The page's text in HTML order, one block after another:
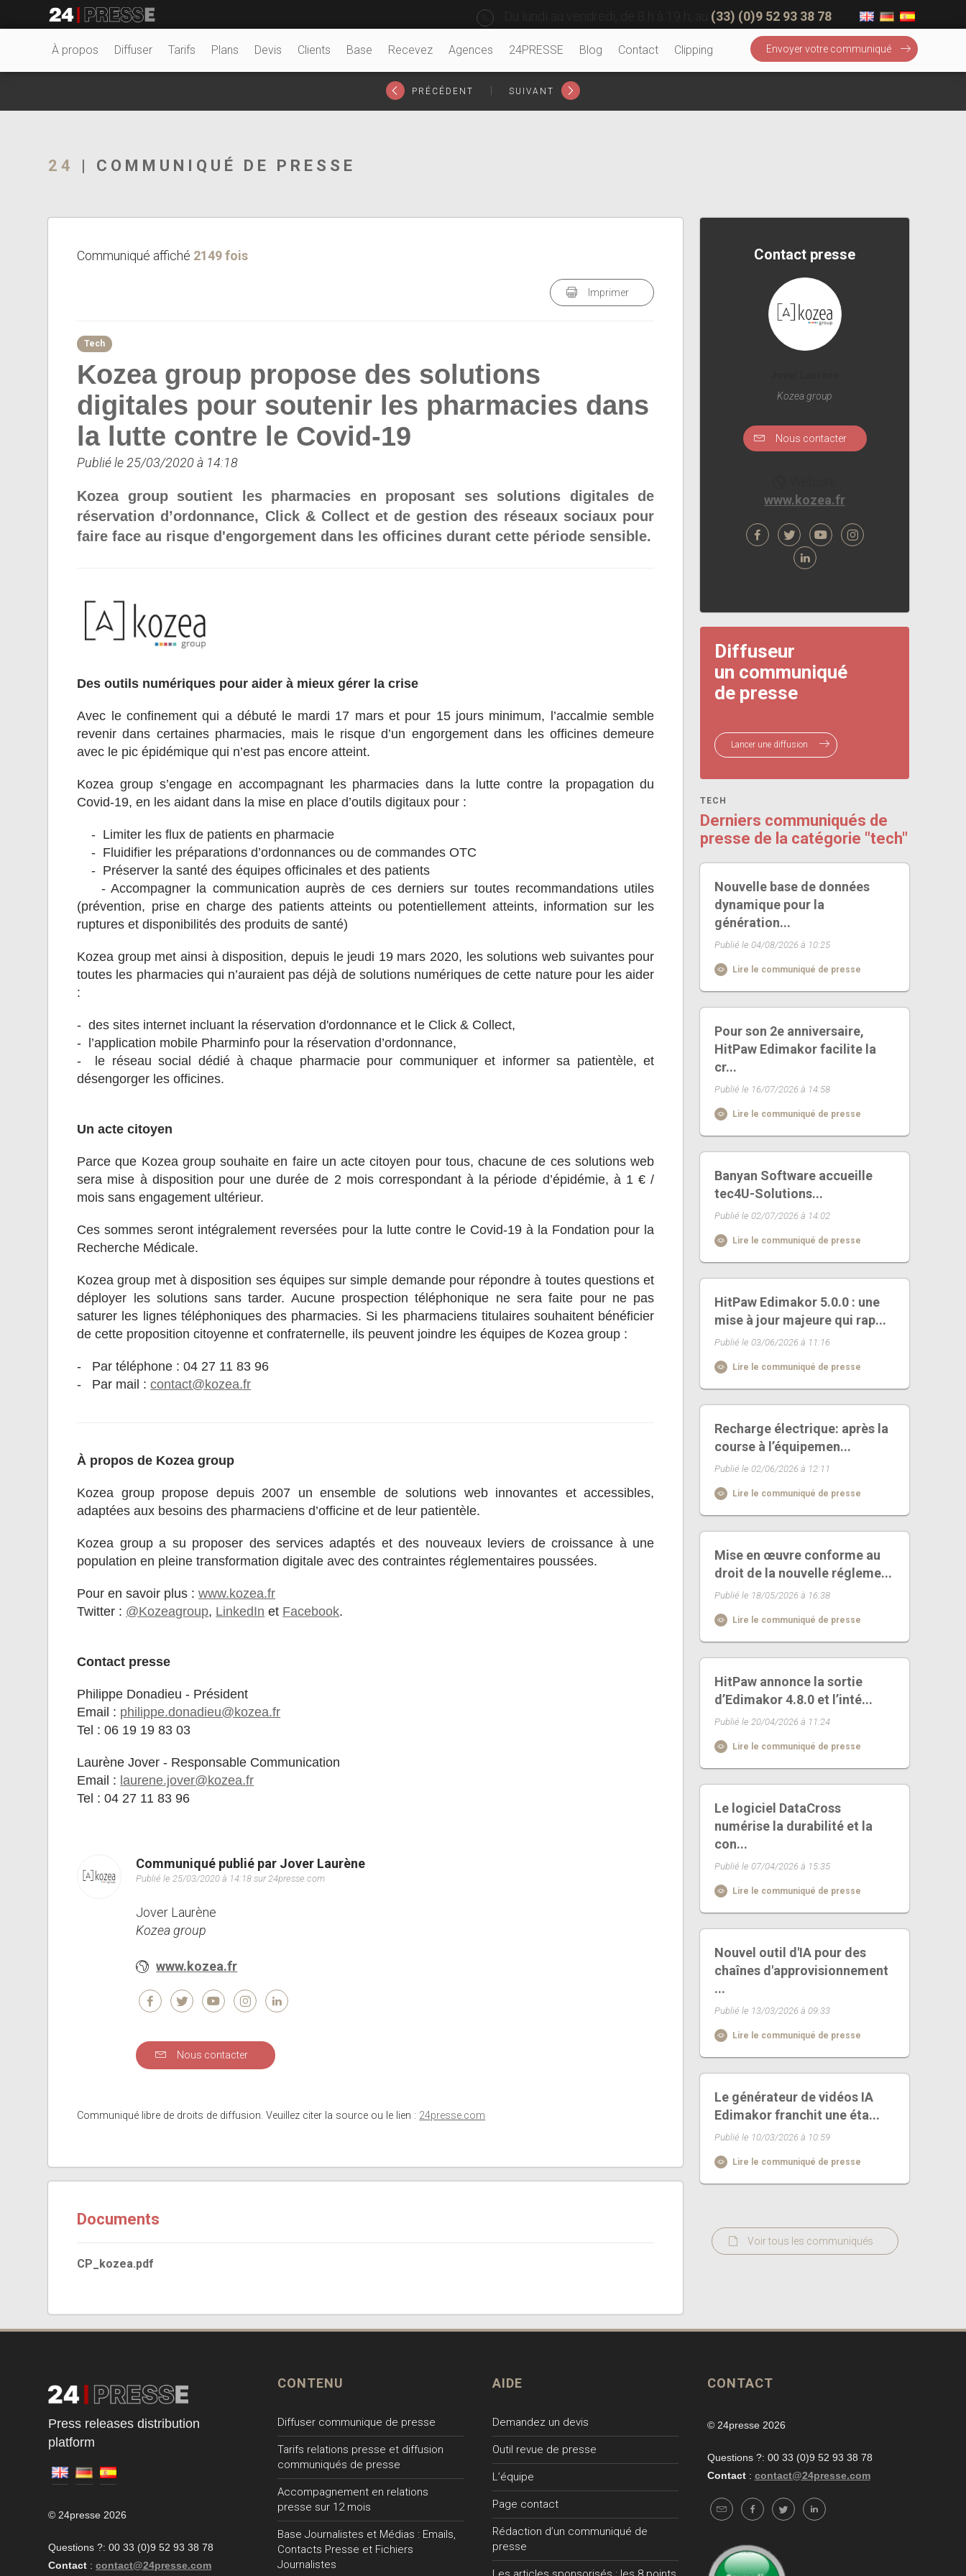
24Presse -
(33) (0)9 52 93 38 78
À propos Diffuser Tarifs Plans Devis Clients Base Recevez Agences 24PRESSE Blog Contact Clipping Envoyer votre communiqué
PRÉCÉDENT SUIVANT
24 | COMMUNIQUÉ DE PRESSE
Communiqué affiché 2149 fois
Imprimer
Tech
Kozea group propose des solutions
digitales pour soutenir les pharmacies dans
la lutte contre le Covid-19
Publié le 25/03/2020 à 14:18
Kozea group soutient les pharmacies en proposant ses solutions digitales de
réservation d’ordonnance, Click & Collect et de gestion des réseaux sociaux pour
faire face au risque d'engorgement dans les officines durant cette période sensible.
Des outils numériques pour aider à mieux gérer la crise
Avec le confinement qui a débuté le mardi 17 mars et pour 15 jours minimum, l’accalmie semble
revenir dans certaines pharmacies, mais le risque d’un engorgement dans les officines demeure
avec le pic épidémique qui n’est pas encore atteint.
Kozea group s’engage en accompagnant les pharmacies dans la lutte contre la propagation du
Covid-19, en les aidant dans la mise en place d’outils digitaux pour :
- Limiter les flux de patients en pharmacie
- Fluidifier les préparations d’ordonnances ou de commandes OTC
- Préserver la santé des équipes officinales et des patients
- Accompagner la communication auprès de ces derniers sur toutes recommandations utiles
(prévention, prise en charge des patients atteints ou potentiellement atteints, information sur les
ruptures et disponibilités des produits de santé)
Kozea group met ainsi à disposition, depuis le jeudi 19 mars 2020, les solutions web suivantes pour
toutes les pharmacies qui n’auraient pas déjà de solutions numériques de cette nature pour les aider
:
- des sites internet incluant la réservation d'ordonnance et le Click & Collect,
- l’application mobile Pharminfo pour la réservation d’ordonnance,
- le réseau social dédié à chaque pharmacie pour communiquer et informer sa patientèle, et
désengorger les officines.
Un acte citoyen
Parce que Kozea group souhaite en faire un acte citoyen pour tous, chacune de ces solutions web
sera mise à disposition pour une durée de 2 mois correspondant à la période d’épidémie, à 1 € /
mois sans engagement ultérieur.
Ces sommes seront intégralement reversées pour la lutte contre le Covid-19 à la Fondation pour la
Recherche Médicale.
Kozea group met à disposition ses équipes sur simple demande pour répondre à toutes questions et
déployer les solutions sans tarder. Aucune prospection téléphonique ne sera faite pour ne pas
saturer les lignes téléphoniques des pharmacies. Si les pharmaciens titulaires souhaitent bénéficier
de cette proposition citoyenne et confraternelle, ils peuvent joindre les équipes de Kozea group :
- Par téléphone : 04 27 11 83 96
- Par mail :contact@kozea.fr
À propos de Kozea group
Kozea group propose depuis 2007 un ensemble de solutions web innovantes et accessibles,
adaptées aux besoins des pharmaciens d’officine et de leur patientèle.
Kozea group a su proposer des services adaptés et des nouveaux leviers de croissance à une
population en pleine transformation digitale avec des contraintes réglementaires poussées.
Pour en savoir plus :www.kozea.fr
Twitter : @Kozeagroup, LinkedIn et Facebook.
Contact presse
Philippe Donadieu - Président
Email : philippe.donadieu@kozea.fr
Tel : 06 19 19 83 03
Laurène Jover - Responsable Communication
Email : laurene.jover@kozea.fr
Tel : 04 27 11 83 96
Communiqué publié par Jover Laurène
Publié le 25/03/2020 à 14:18 sur 24presse.com
Jover Laurène
Kozea group
www.kozea.fr
Nous contacter
Communiqué libre de droits de diffusion. Veuillez citer la source ou le lien : 24presse.com
Documents
CP_kozea.pdf
Contact presse
Kozea group
Nous contacter
www.kozea.fr
Diffuseur
un communiqué
de presse
Lancer une diffusion
TECH
Derniers communiqués de
presse de la catégorie "tech"
Nouvelle base de données
dynamique pour la
génération...
Publié le 04/08/2026 à 10:25
Lire le communiqué de presse
Pour son 2e anniversaire,
HitPaw Edimakor facilite la
cr...
Publié le 16/07/2026 à 14:58
Lire le communiqué de presse
Banyan Software accueille
tec4U-Solutions...
Publié le 02/07/2026 à 14:02
Lire le communiqué de presse
HitPaw Edimakor 5.0.0 : une
mise à jour majeure qui rap...
Publié le 03/06/2026 à 11:16
Lire le communiqué de presse
Recharge électrique: après la
course à l’équipemen...
Publié le 02/06/2026 à 12:11
Lire le communiqué de presse
Mise en œuvre conforme au
droit de la nouvelle régleme...
Publié le 18/05/2026 à 16:38
Lire le communiqué de presse
HitPaw annonce la sortie
d’Edimakor 4.8.0 et l’inté...
Publié le 20/04/2026 à 11:24
Lire le communiqué de presse
Le logiciel DataCross
numérise la durabilité et la
con...
Publié le 07/04/2026 à 15:35
Lire le communiqué de presse
Nouvel outil d'IA pour des
chaînes d'approvisionnement
...
Publié le 13/03/2026 à 09:33
Lire le communiqué de presse
Le générateur de vidéos IA
Edimakor franchit une éta...
Publié le 10/03/2026 à 10:59
Lire le communiqué de presse
Voir tous les communiqués
Press releases distribution
platform
© 24presse 2026
Questions ?: 00 33 (0)9 52 93 38 78
Contact : contact@24presse.com
CONTENU
Diffuser communique de presse
Tarifs relations presse et diffusion
communiqués de presse
Accompagnement en relations
presse sur 12 mois
Base Journalistes et Médias : Emails,
Contacts Presse et Fichiers
Journalistes
AIDE
Demandez un devis
Outil revue de presse
L’équipe
Page contact
Rédaction d’un communiqué de
presse
CONTACT
© 24presse 2026
Questions ?: 00 33 (0)9 52 93 38 78
Contact : contact@24presse.com